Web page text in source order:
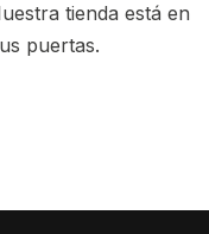
tienda está en
puertas.